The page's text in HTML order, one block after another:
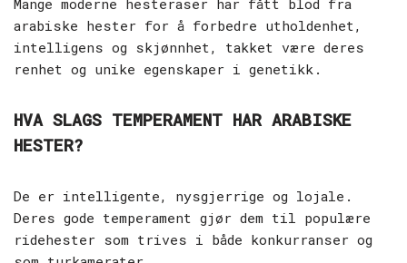
Mange moderne hesteraser har fått blod fra
arabiske hester for å forbedre utholdenhet,
intelligens og skjønnhet, takket være deres
renhet og unike egenskaper i genetikk.
HVA SLAGS TEMPERAMENT HAR ARABISKE
HESTER?
De er intelligente, nysgjerrige og lojale.
Deres gode temperament gjør dem til populære
ridehester som trives i både konkurranser og